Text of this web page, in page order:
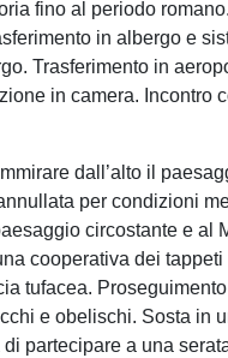
fino al periodo
in albergo e
Trasferimento in
in camera. Incontro
dall’alto il
per condizioni
circostante e al
cooperativa dei
tufacea.
e obelischi. Sosta
partecipare a una